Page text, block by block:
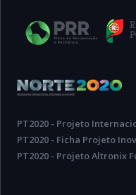
PT2020 - Projeto
PT2020 - Ficha Projeto
PT2020 - Projeto Altronix